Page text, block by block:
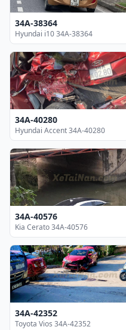
34A-38364
Hyundai i10 34A-38364
34A-40280
Hyundai Accent 34A-40280
34A-40576
Kia Cerato 34A-40576
34A-42352
Toyota Vios 34A-42352